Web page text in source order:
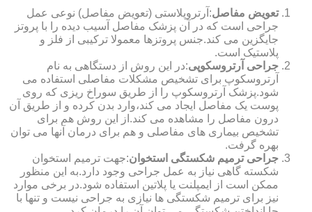
تعویض مفاصل:آرتروپلاستی (تعویض مفاصل) نوعی عمل
جراحی است که در آن پزشک مفاصل آسیب دیده را با پروتز
جایگزین می کند.جنس پروتزها معمولا ترکیبی از فلز و
پلاستیک است.
جراحی آرتروسکوپی:در این روش از دستگاهی به نام
آرتروسکوپ برای تشخیص مشکلات مفاصلی استفاده می
شود.پزشک آرتروسکوپ را از طریق سوراخ ریزی که روی
پوست یک مفاصل ایجاد می کند،وارد بدن کرده و از طریق آن
درون مفاصل را مشاهده می کند.از این روش هم برای
تشخیص بیماری های مفاصلی و هم برای درمان آنها می توان
بهره گرفت.
جراحی ترمیم شکستگی استخوان:جهت ترمیم استخوان
شکسته گاهی نیاز به عمل جراحی وجود دارد.به این منظور
ممکن است از ایمپلنت یا پلاتین استفاده شود.در برخی موارد
نیز برای ترمیم شکستگی ها نیازی به جراحی نیست و تنها با